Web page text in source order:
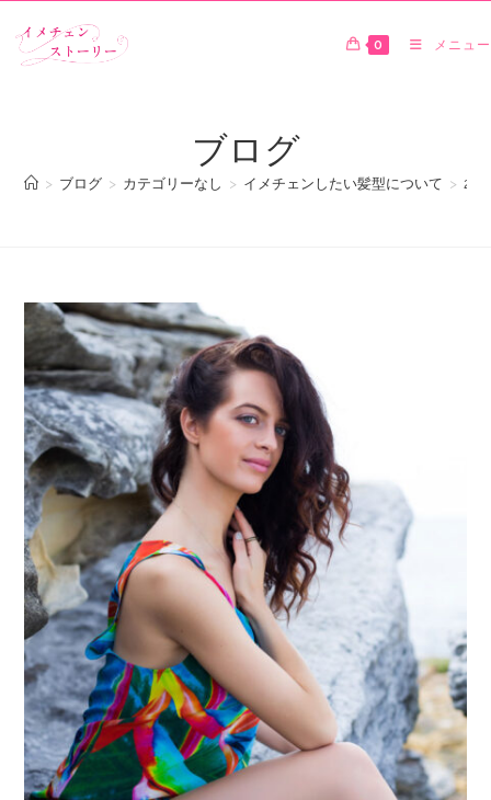
0 メニュー
ブログ
> ブログ > カテゴリーなし > イメチェンしたい髪型について >